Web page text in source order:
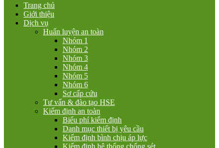
Trang chủ
Giới thiệu
Dịch vụ
Huấn luyện an toàn
Nhóm 1
Nhóm 2
Nhóm 3
Nhóm 4
Nhóm 5
Nhóm 6
Sơ cấp cứu
Tư vấn & đào tạo HSE
Kiểm định an toàn
Biểu phí kiểm định
Danh mục thiết bị yêu cầu
Kiểm định bình chịu áp lực
Kiểm định hệ thống chống sét